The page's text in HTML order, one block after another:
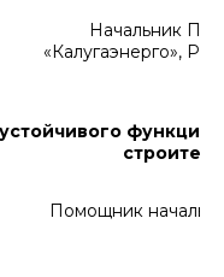
Начальник ПАО
«Калугаэнерго»,
Помощник